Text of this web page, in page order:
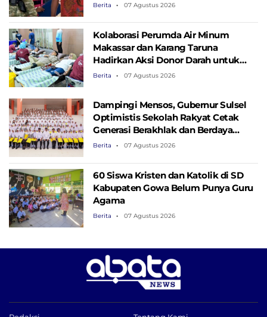
Berita 07 Agustus 2026
Kolaborasi Perumda Air Minum
Makassar dan Karang Taruna
Hadirkan Aksi Donor Darah untuk
Kemanusiaan
Berita 07 Agustus 2026
Dampingi Mensos, Gubernur Sulsel
Optimistis Sekolah Rakyat Cetak
Generasi Berakhlak dan Berdaya
Saing
Berita 07 Agustus 2026
60 Siswa Kristen dan Katolik di SD
Kabupaten Gowa Belum Punya Guru
Agama
Berita 07 Agustus 2026